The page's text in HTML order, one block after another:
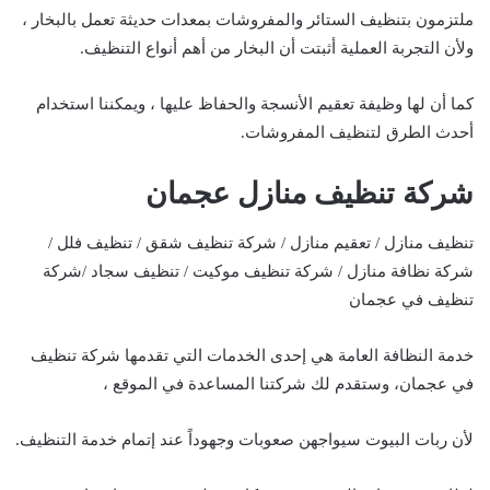
ملتزمون بتنظيف الستائر والمفروشات بمعدات حديثة تعمل بالبخار ،
ولأن التجربة العملية أثبتت أن البخار من أهم أنواع التنظيف.
كما أن لها وظيفة تعقيم الأنسجة والحفاظ عليها ، ويمكننا استخدام
أحدث الطرق لتنظيف المفروشات.
شركة تنظيف منازل عجمان
تنظيف منازل / تعقيم منازل / شركة تنظيف شقق / تنظيف فلل /
شركة نظافة منازل / شركة تنظيف موكيت / تنظيف سجاد /شركة
تنظيف في عجمان
خدمة النظافة العامة هي إحدى الخدمات التي تقدمها شركة تنظيف
في عجمان، وستقدم لك شركتنا المساعدة في الموقع ،
لأن ربات البيوت سيواجهن صعوبات وجهوداً عند إتمام خدمة التنظيف.